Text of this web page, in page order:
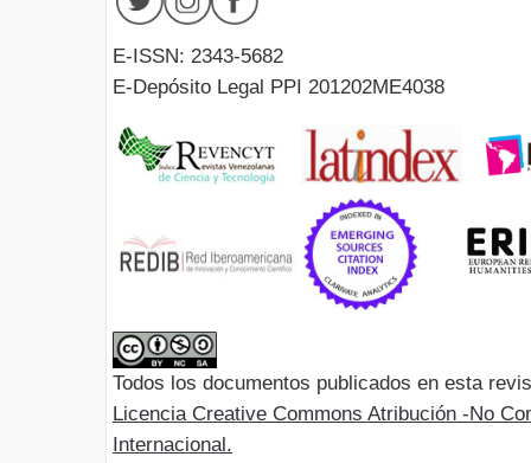
E-ISSN: 2343-5682
E-Depósito Legal PPI 201202ME4038
Todos los documentos publicados en esta
Licencia Creative Commons Atribución -No
Internacional.